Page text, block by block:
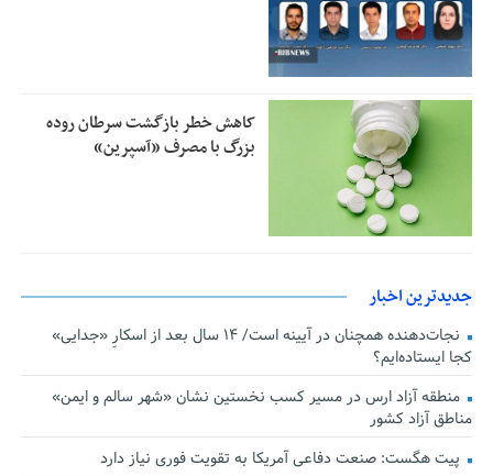
کاهش خطر بازگشت سرطان روده
بزرگ با مصرف «آسپرین»
جدیدترین اخبار
نجات‌دهنده‌ همچنان در آیینه است/ ۱۴ سال بعد از اسکارِ «جدایی»
کجا ایستاده‌ایم؟
منطقه آزاد ارس در مسیر کسب نخستین نشان «شهر سالم و ایمن»
مناطق آزاد کشور
پیت هگست: صنعت دفاعی آمریکا به تقویت فوری نیاز دارد